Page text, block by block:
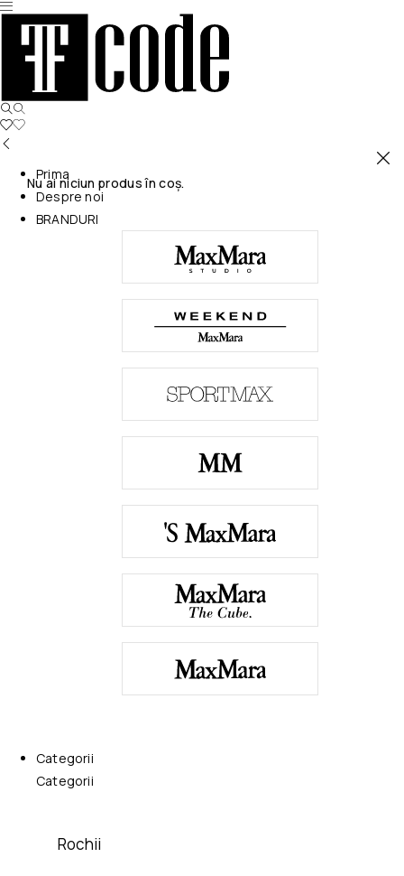
Nu ai niciun produs în coș.
Prima
Despre noi
BRANDURI
Categorii
Categorii
Rochii